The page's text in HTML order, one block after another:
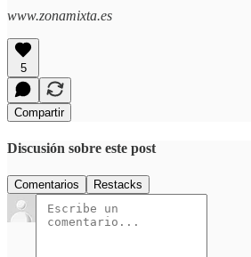
www.zonamixta.es
5
Compartir
Discusión sobre este post
Comentarios Restacks